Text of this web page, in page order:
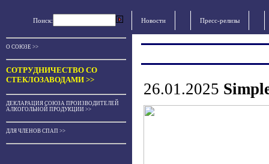
Поиск: Новости Пресс-релизы
О СОЮЗЕ >>
СОТРУДНИЧЕСТВО СО
СТЕКЛОЗАВОДАМИ >>
ДЕКЛАРАЦИЯ СОЮЗА ПРОИЗВОДИТЕЛЕЙ
АЛКОГОЛЬНОЙ ПРОДУКЦИИ >>
ДЛЯ ЧЛЕНОВ СПАП >>
26.01.2025